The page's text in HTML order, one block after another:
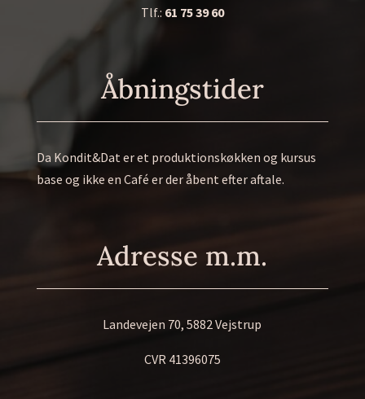
Tlf.: 61 75 39 60
Åbningstider
Da Kondit&Dat er et produktionskøkken og kursus
base og ikke en Café er der åbent efter aftale.
Adresse m.m.
Landevejen 70, 5882 Vejstrup
CVR 41396075